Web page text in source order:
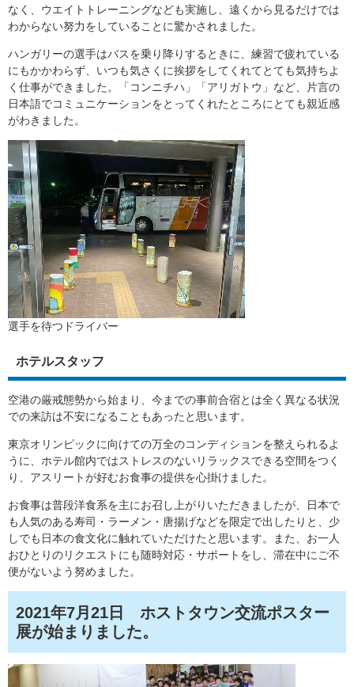
なく、ウエイトトレーニングなども実施し、遠くから見るだけでは
わからない努力をしていることに驚かされました。
ハンガリーの選手はバスを乗り降りするときに、練習で疲れている
にもかかわらず、いつも気さくに挨拶をしてくれてとても気持ちよ
く仕事ができました。「コンニチハ」「アリガトウ」など、片言の
日本語でコミュニケーションをとってくれたところにとても親近感
がわきました。
選手を待つドライバー
ホテルスタッフ
空港の厳戒態勢から始まり、今までの事前合宿とは全く異なる状況
での来訪は不安になることもあったと思います。
東京オリンピックに向けての万全のコンディションを整えられるよ
うに、ホテル館内ではストレスのないリラックスできる空間をつく
り、アスリートが好むお食事の提供を心掛けました。
お食事は普段洋食系を主にお召し上がりいただきましたが、日本で
も人気のある寿司・ラーメン・唐揚げなどを限定で出したりと、少
しでも日本の食文化に触れていただけたと思います。また、お一人
おひとりのリクエストにも随時対応・サポートをし、滞在中にご不
便がないよう努めました。
2021年7月21日 ホストタウン交流ポスター
展が始まりました。